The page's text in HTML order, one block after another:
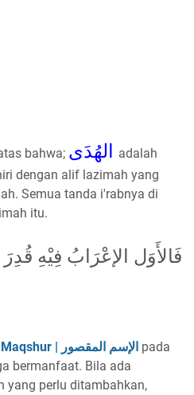
bahwa;
adalah
dengan alif lazimah yang
Semua tanda i'rabnya di
itu.
فَالأَوَل الإعْرَابُ فِيْهِ
Penjelasan Isim Maqshur | الإسم المقصور pada
bermanfaat. Bila ada
yang perlu ditambahkan,